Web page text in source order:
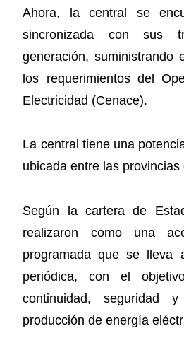
Ahora, la central se
sincronizada con sus
generación, suministrando
los requerimientos del
Electricidad (Cenace).
La central tiene una
ubicada entre las
Según la cartera de
realizaron como una
programada que se lleva
periódica, con el
continuidad, seguridad
producción de energía